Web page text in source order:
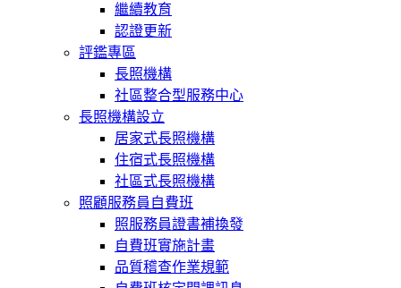
繼續教育
認證更新
評鑑專區
長照機構
社區整合型服務中心
長照機構設立
居家式長照機構
住宿式長照機構
社區式長照機構
照顧服務員自費班
照服務員證書補換發
自費班實施計畫
品質稽查作業規範